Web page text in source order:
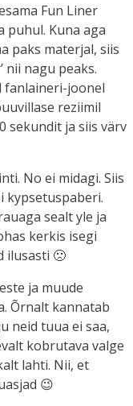
Fun Liner
puhul. Kuna aga
paks materjal, siis
nii nagu peaks.
fanlaineri-joonel
reziimil
sekundit ja siis värv
No ei midagi. Siis
kypsetuspaberi.
sealt yle ja
kerkis isegi
ilusasti 🙁
ja muude
Õrnalt kannatab
neid tuua ei saa,
kobrutava valge
lahti. Nii, et
😉